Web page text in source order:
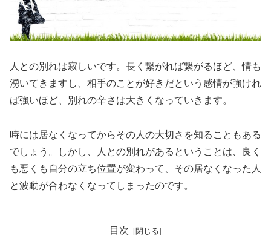
人との別れは寂しいです。長く繋がれば繋がるほど、情も
湧いてきますし、相手のことが好きだという感情が強けれ
ば強いほど、別れの辛さは大きくなっていきます。
時には居なくなってからその人の大切さを知ることもある
でしょう。しかし、人との別れがあるということは、良く
も悪くも自分の立ち位置が変わって、その居なくなった人
と波動が合わなくなってしまったのです。
目次